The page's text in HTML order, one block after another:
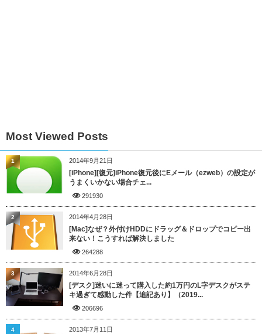
Most Viewed Posts
2014年9月21日
[iPhone][復元]iPhone復元後にEメール（ezweb）の設定が
うまくいかない場合チェ...
291930
1
2014年4月28日
[Mac]なぜ？外付けHDDにドラッグ＆ドロップでコピー出
来ない！こうすれば解決しました
264288
2
2014年6月28日
[デスク]迷いに迷って購入した約1万円のL字デスクがステ
キ過ぎて感動した件【追記あり】（2019...
206696
3
2013年7月11日
4